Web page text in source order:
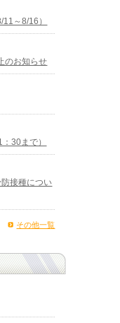
～8/16）
のお知らせ
30まで）
接種につい
その他一覧